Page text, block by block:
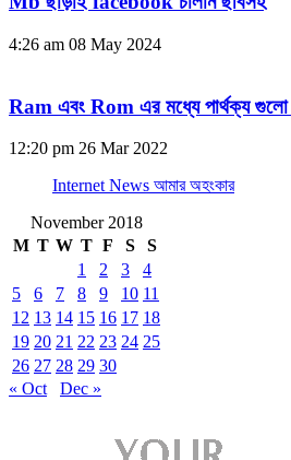
4:26 am 08 May 2024
Ram এবং Rom এর মধ্যে পার্থক্য গুলো
12:20 pm 26 Mar 2022
Internet News আমার অহংকার
November 2018
M T W T F S
S
1
2 3
4
5
6 7 8 9 10 11
12 13 14 15 16 17 18
19 20 21 22 23 24 25
26 27 28 29 30
« Oct
Dec »